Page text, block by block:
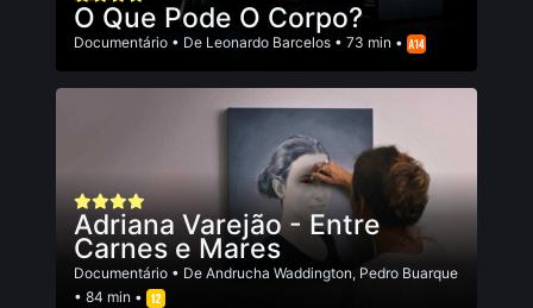
O Que Pode O Corpo?
Documentário • De Leonardo Barcelos • 73 min •
Adriana Varejão - Entre
Carnes e Mares
Documentário • De Andrucha Waddington, Pedro Buarque
• 84 min •